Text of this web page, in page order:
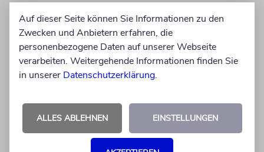
JERUSALEM
Auf dieser Seite können Sie Informationen zu den
Zwecken und Anbietern erfahren, die
personenbezogene Daten auf unserer Webseite
verarbeiten. Weitergehende Informationen finden Sie
in unserer Datenschutzerklärung.
ALLES ABLEHNEN EINSTELLUNGEN